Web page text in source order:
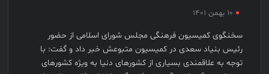
۱۰ بهمن ۱۴۰۱
سخنگوی کمیسیون فرهنگی مجلس شورای اسلامی از حضور
رئیس بنیاد سعدی در کمیسیون متبوعش خبر داد و گفت: با
توجه به علاقمندی بسیاری از کشورهای دنیا به ویژه کشورهای